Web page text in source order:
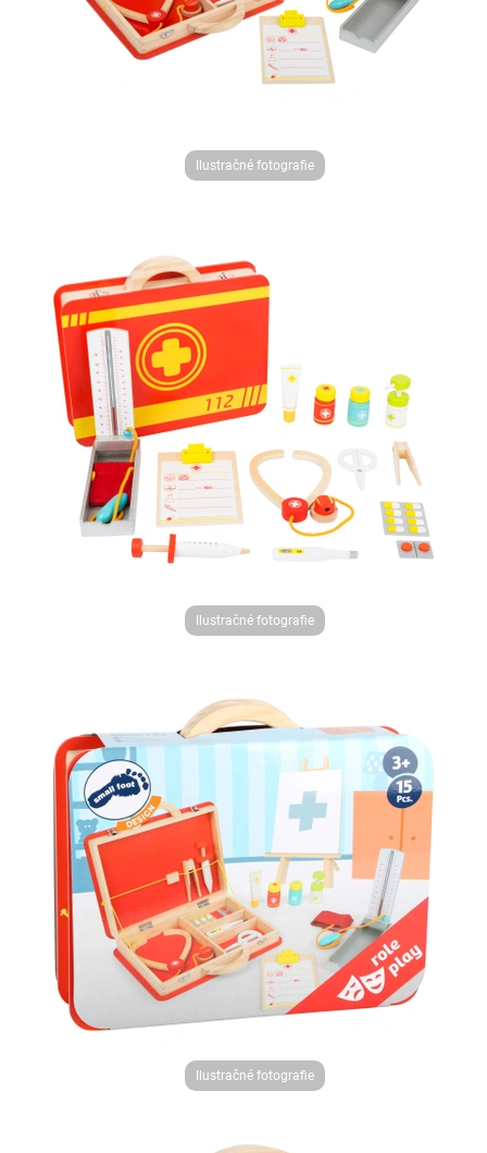
Ilustračné fotografie
Ilustračné fotografie
Ilustračné fotografie